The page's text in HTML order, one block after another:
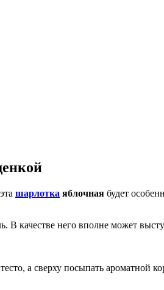
шарлотка яблочная будет
качестве него вполне может
а сверху посыпать ароматной